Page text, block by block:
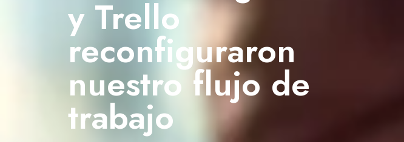
y Trello
reconfiguraron
nuestro flujo de
trabajo